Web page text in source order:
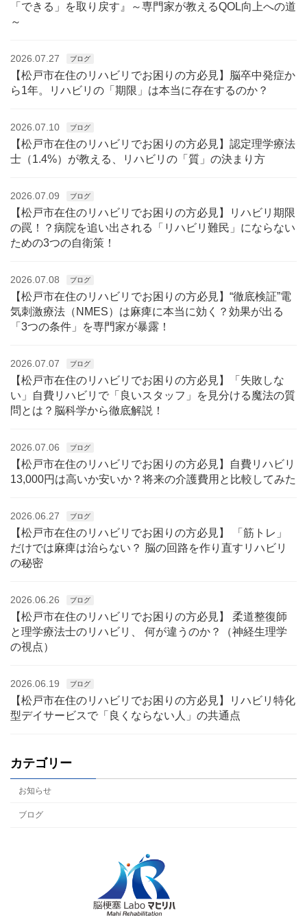
「できる」を取り戻す』～専門家が教えるQOL向上への道
～
2026.07.27 ブログ
【松戸市在住のリハビリでお困りの方必見】脳卒中発症か
ら1年。リハビリの「期限」は本当に存在するのか？
2026.07.10 ブログ
【松戸市在住のリハビリでお困りの方必見】認定理学療法
士（1.4%）が教える、リハビリの「質」の決まり方
2026.07.09 ブログ
【松戸市在住のリハビリでお困りの方必見】リハビリ期限
の罠！？病院を追い出される「リハビリ難民」にならない
ための3つの自衛策！
2026.07.08 ブログ
【松戸市在住のリハビリでお困りの方必見】“徹底検証”電
気刺激療法（NMES）は麻痺に本当に効く？効果が出る
「3つの条件」を専門家が暴露！
2026.07.07 ブログ
【松戸市在住のリハビリでお困りの方必見】「失敗しな
い」自費リハビリで「良いスタッフ」を見分ける魔法の質
問とは？脳科学から徹底解説！
2026.07.06 ブログ
【松戸市在住のリハビリでお困りの方必見】自費リハビリ
13,000円は高いか安いか？将来の介護費用と比較してみた
2026.06.27 ブログ
【松戸市在住のリハビリでお困りの方必見】 「筋トレ」
だけでは麻痺は治らない？ 脳の回路を作り直すリハビリ
の秘密
2026.06.26 ブログ
【松戸市在住のリハビリでお困りの方必見】 柔道整復師
と理学療法士のリハビリ、 何が違うのか？（神経生理学
の視点）
2026.06.19 ブログ
【松戸市在住のリハビリでお困りの方必見】リハビリ特化
型デイサービスで「良くならない人」の共通点
カテゴリー
お知らせ
ブログ